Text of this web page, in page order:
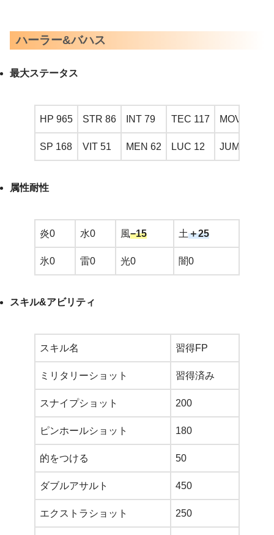
ハーラー&バハス
最大ステータス
HP 965 STR 86 INT 79 TEC 117 MOVE 3
SP 168 VIT 51 MEN 62 LUC 12 JUMP 1.0
属性耐性
炎0 水0 風−15 土＋25
氷0 雷0 光0 闇0
スキル&アビリティ
スキル名 習得FP
ミリタリーショット 習得済み
スナイプショット 200
ピンホールショット 180
的をつける 50
ダブルアサルト 450
エクストラショット 250